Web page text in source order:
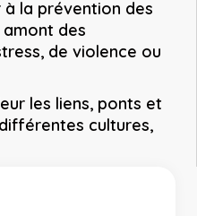
la prévention des
des
de violence ou
les liens, ponts et
cultures,